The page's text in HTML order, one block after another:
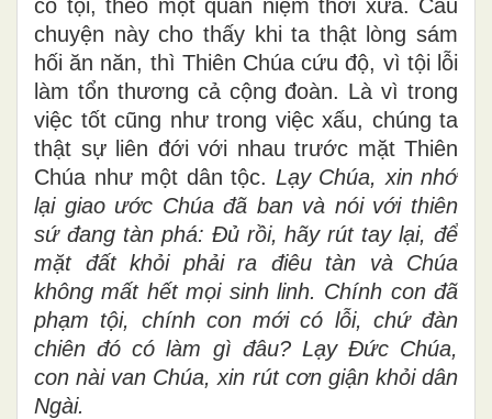
có tội, theo một quan niệm thời xưa. Câu
chuyện này cho thấy khi ta thật lòng sám
hối ăn năn, thì Thiên Chúa cứu độ, vì tội lỗi
làm tổn thương cả cộng đoàn. Là vì trong
việc tốt cũng như trong việc xấu, chúng ta
thật sự liên đới với nhau trước mặt Thiên
Chúa như một dân tộc. Lạy Chúa, xin nhớ
lại giao ước Chúa đã ban và nói với thiên
sứ đang tàn phá: Đủ rồi, hãy rút tay lại, để
mặt đất khỏi phải ra điêu tàn và Chúa
không mất hết mọi sinh linh. Chính con đã
phạm tội, chính con mới có lỗi, chứ đàn
chiên đó có làm gì đâu? Lạy Đức Chúa,
con nài van Chúa, xin rút cơn giận khỏi dân
Ngài.